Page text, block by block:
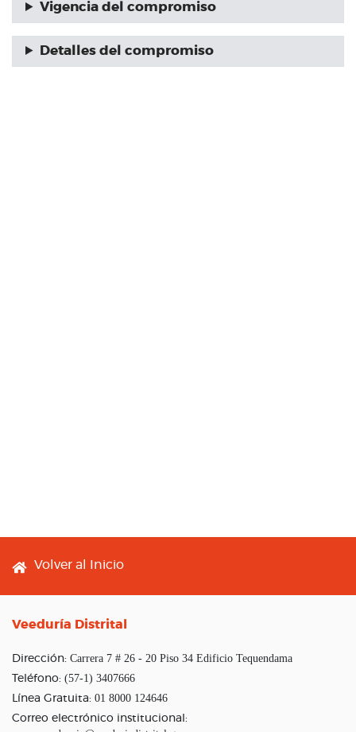
Vigencia del compromiso
Detalles del compromiso
Footer menu
Volver al Inicio
Veeduría Distrital
Dirección: Carrera 7 # 26 - 20 Piso 34 Edificio Tequendama
Teléfono: (57-1) 3407666
Línea Gratuita: 01 8000 124646
Correo electrónico institucional: